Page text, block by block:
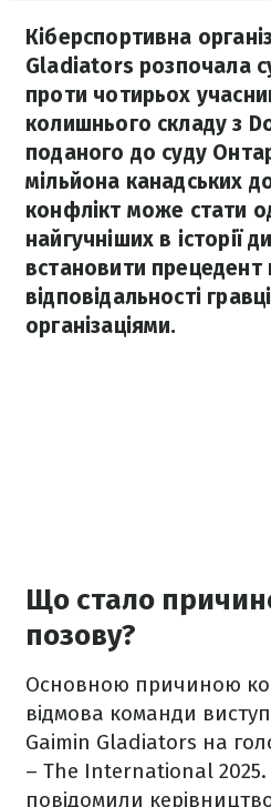
Кіберспортивна
Gladiators розпочала
проти чотирьох
колишнього складу з
поданого до суду
мільйона канадських
конфлікт може стати
найгучніших в історії
встановити
відповідальності
організаціями.
Що стало
позову?
Основною причиною
відмова команди
Gaimin Gladiators на
– The International 2025.
повідомили